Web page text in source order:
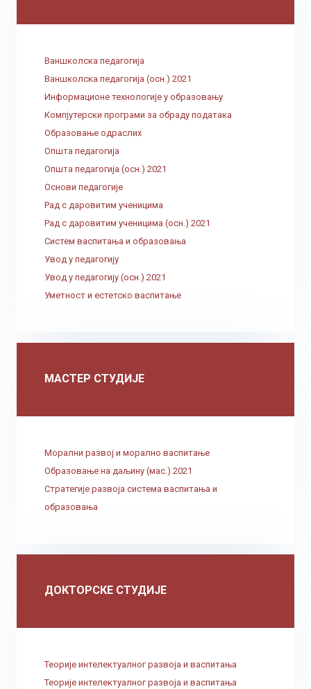
Ваншколска педагогија
Ваншколска педагогија (осн.) 2021
Информационе технологије у образовању
Компјутерски програми за обраду података
Образовање одраслих
Општа педагогија
Општа педагогија (осн.) 2021
Основи педагогије
Рад с даровитим ученицима
Рад с даровитим ученицима (осн.) 2021
Систем васпитања и образовања
Увод у педагогију
Увод у педагогију (осн.) 2021
Уметност и естетско васпитање
МАСТЕР СТУДИЈЕ
Морални развој и морално васпитање
Образовање на даљину (мас.) 2021
Стратегије развоја система васпитања и
образовања
ДОКТОРСКЕ СТУДИЈЕ
Теорије интелектуалног развоја и васпитања
Теорије интелектуалног развоја и васпитања